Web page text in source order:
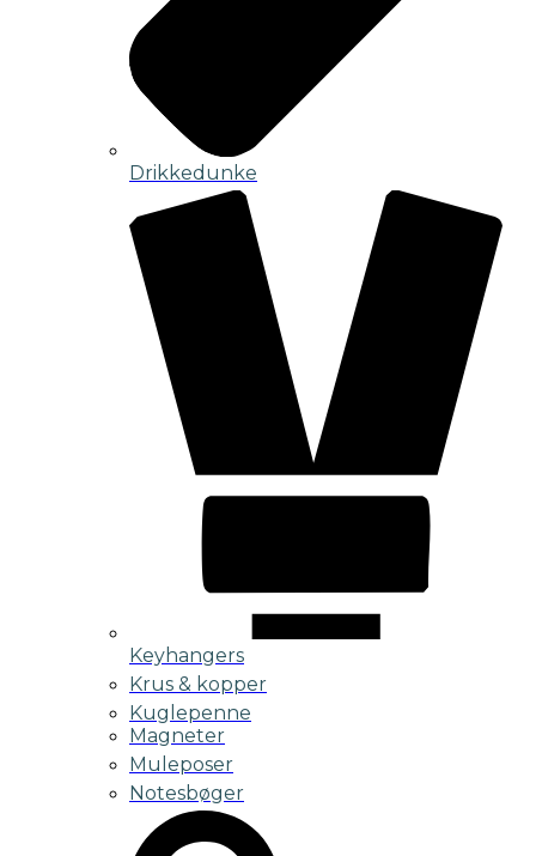
Drikkedunke
Keyhangers
Krus & kopper
Kuglepenne
Magneter
Muleposer
Notesbøger